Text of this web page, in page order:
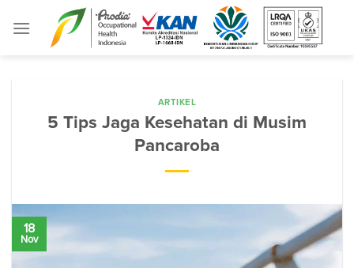
ARTIKEL
5 Tips Jaga Kesehatan di Musim
Pancaroba
18
Nov